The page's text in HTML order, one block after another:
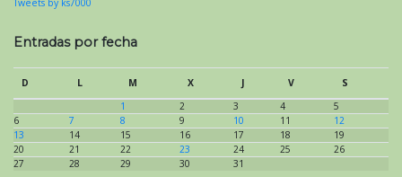
Entradas por fecha
D L M X J V
S
1
2 3 4
5
6
7 8 9 10 11
12
13
14 15 16 17 18
19
20
21 22 23 24 25
26
27
28 29 30 31